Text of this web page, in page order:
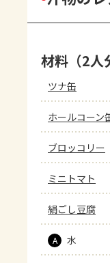
材料（2人
ツナ缶
ホールコーン
ブロッコリー
ミニトマト
絹ごし豆腐
A 水